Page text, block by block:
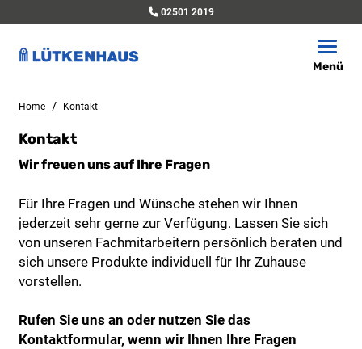
02501 2019
Menü
Home / Kontakt
Kontakt
Wir freuen uns auf Ihre Fragen
Für Ihre Fragen und Wünsche stehen wir Ihnen
jederzeit sehr gerne zur Verfügung. Lassen Sie sich
von unseren Fachmitarbeitern persönlich beraten und
sich unsere Produkte individuell für Ihr Zuhause
vorstellen.
Rufen Sie uns an oder nutzen Sie das
Kontaktformular, wenn wir Ihnen Ihre Fragen